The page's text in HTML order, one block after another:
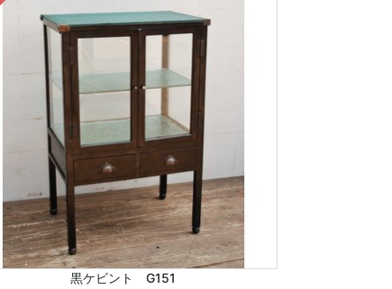
黒ケビント G151